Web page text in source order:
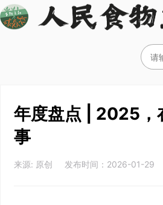
年度盘点 | 2025，
事
来源: 原创 发布时间：2026-01-29